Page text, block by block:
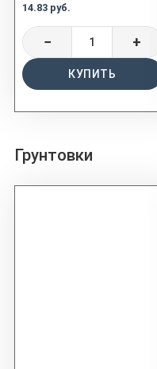
14.83 руб.
− +
КУПИТЬ
Грунтовки